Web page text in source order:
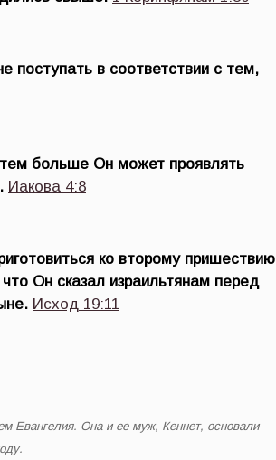
поступать в соответствии с тем,
больше Он может проявлять
Иакова 4:8
ко второму пришествию
Он сказал израильтянам перед
Исход 19:11
Евангелия. Она и ее муж, Кеннет, основали